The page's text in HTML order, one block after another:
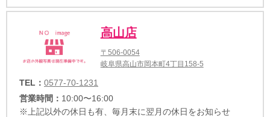
高山店
〒506-0054
岐阜県高山市岡本町4丁目158-5
TEL： 0577-70-1231
営業時間： 10:00〜16:00
※上記以外の休日も有、毎月末に翌月の休日をお知らせ